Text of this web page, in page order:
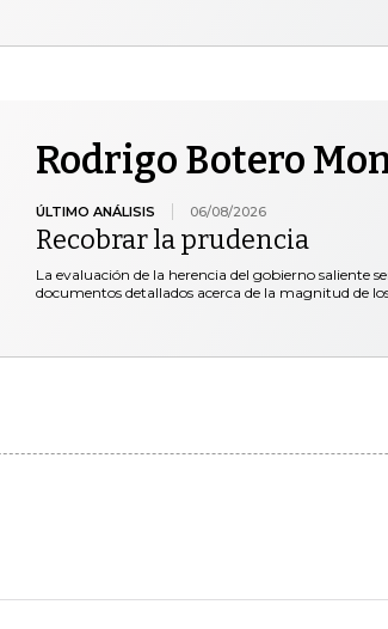
Rodrigo Botero
ÚLTIMO ANÁLISIS 06/08/2026
Recobrar la prudencia
La evaluación de la herencia del gobierno saliente
documentos detallados acerca de la magnitud de